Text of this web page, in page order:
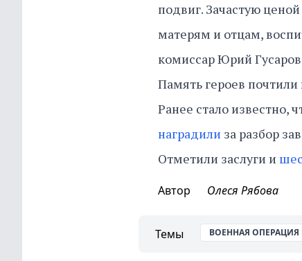
подвиг. Зачастую
матерям и отцам,
комиссар Юрий
Память героев
Ранее стало известно,
наградили за разбор
Отметили заслуги и
Автор Олеся Рябова
Темы ВОЕННАЯ ОПЕРАЦИЯ